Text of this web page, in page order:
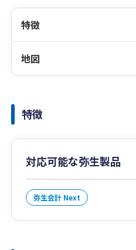
特徴
地図
特徴
対応可能な弥生製品
弥生会計 Next